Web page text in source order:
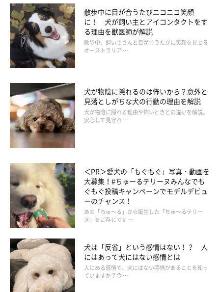
④愛犬も一緒に旅行に行く
散歩中に目が合うたびニコニコ笑顔
に！ 犬が飼い主とアイコンタクトをす
る理由を獣医師が解説
散歩中、飼い主さんと目が合うたびに笑顔を見せる
オーストラリア …
犬が物陰に隠れるのは怖いから？意外と
見落としがちな犬の行動の理由を解説
犬が物陰に隠れる理由や怖いときとの違いを解説。
安心して見守れ …
＜PR＞愛犬の「もぐもぐ」写真・動画を
大募集！#ちゅーるテリーヌみんなでも
ぐもぐ投稿キャンペーンでモデルデビュ
ーのチャンス！
あの「ちゅ～る」から誕生した「ちゅ～るテリー
ヌ」をご存じです …
犬は「反省」という感情はない！？ 人
にはあって犬にはない感情とは
人にある感情で、犬にはない感情があることを知っ
ていますか？今 …